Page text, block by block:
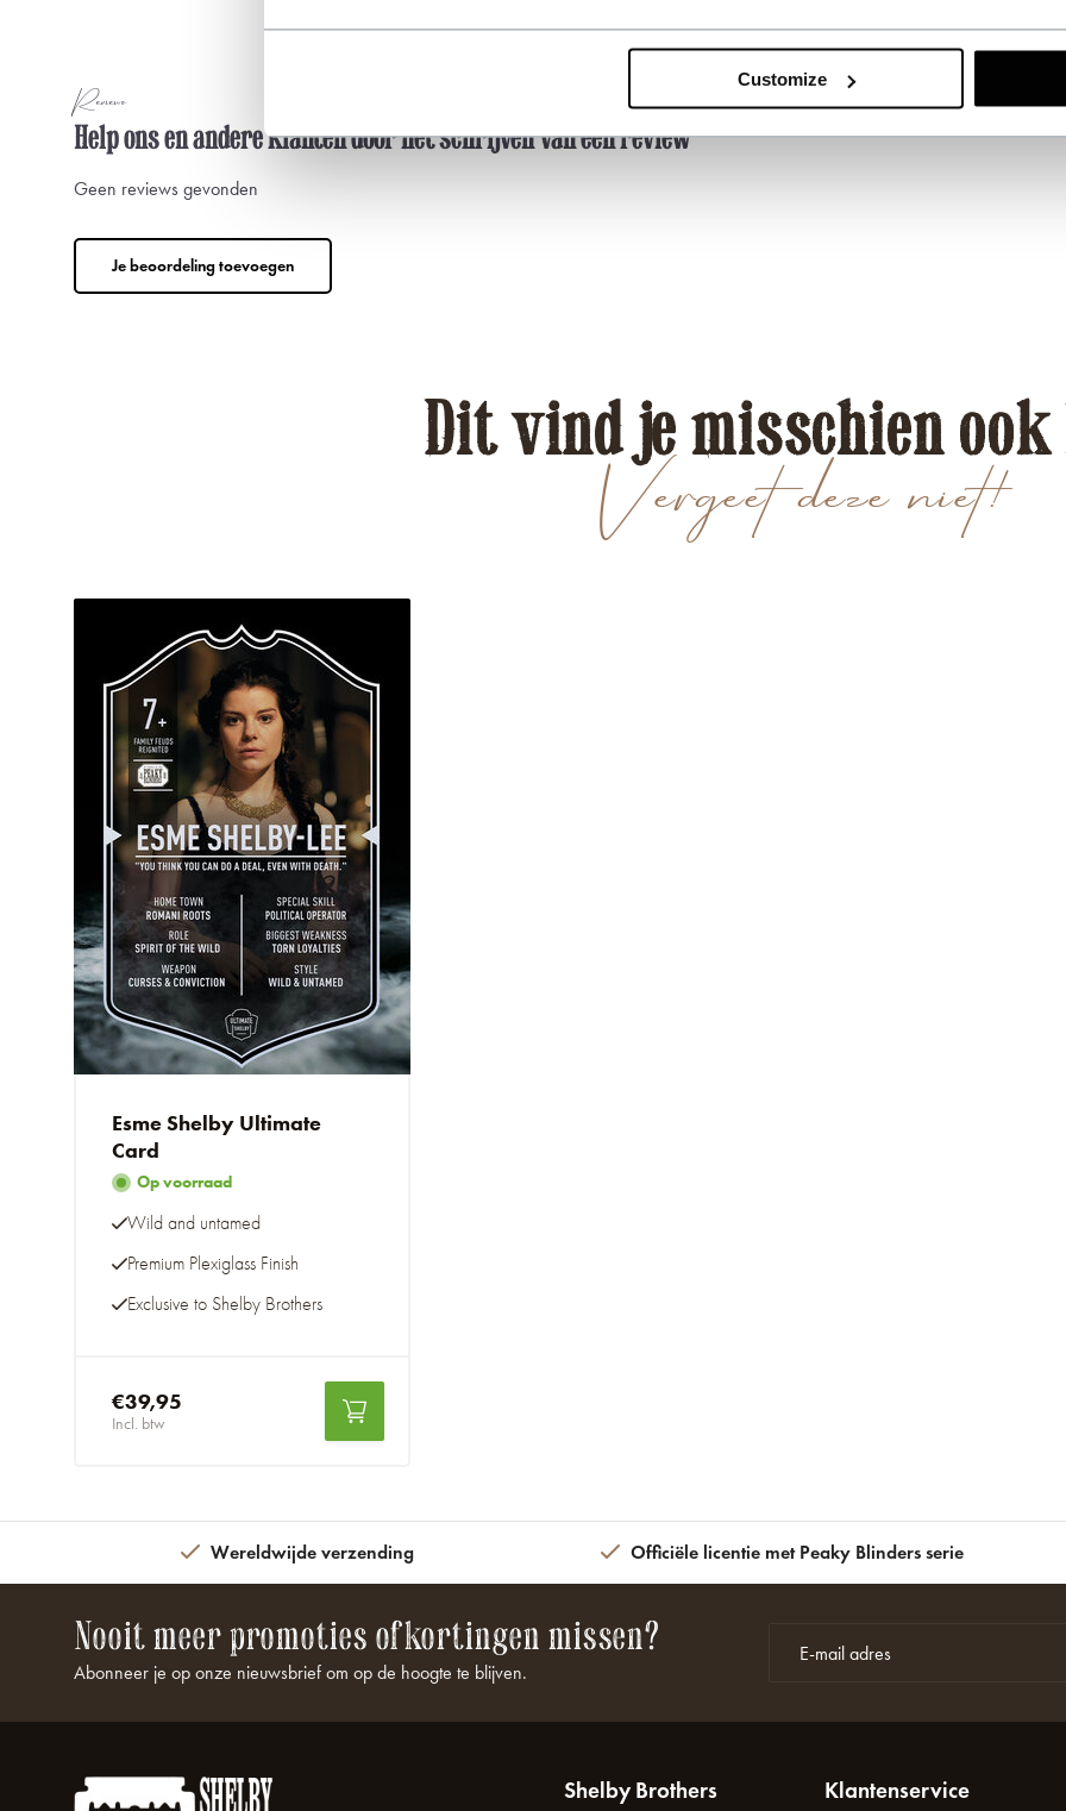
Customize
Reviews
Help ons en andere klanten door het schrijven van een review
Geen reviews gevonden
Je beoordeling toevoegen
Vergeet deze niet!
Dit vind je misschien
Esme Shelby Ultimate
Card
Op voorraad
Wild and untamed
Premium Plexiglass Finish
Exclusive to Shelby Brothers
€39,95
Incl. btw
Wereldwijde verzending Officiële licentie met Peaky Blinders serie
Nooit meer promoties of kortingen missen?
Abonneer je op onze nieuwsbrief om op de hoogte te blijven.
Shelby Brothers Klantenservice